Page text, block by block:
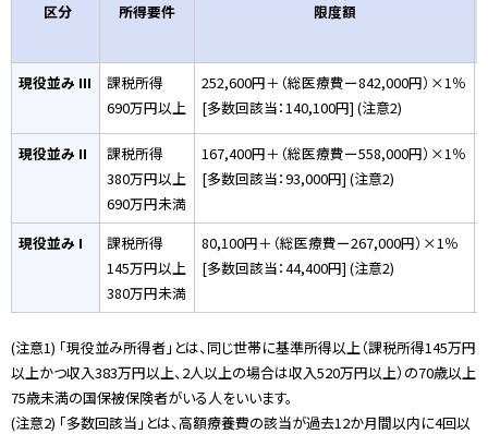
区分
所得要件 限度額
現役並み III
課税所得
690万円以上
252,600円＋（総医療費ー842,000円）×1％
[多数回該当：140,100円] (注意2)
現役並み II
課税所得
380万円以上
690万円未満
167,400円＋（総医療費ー558,000円）×1％
[多数回該当：93,000円] (注意2)
現役並み I
課税所得
145万円以上
380万円未満
80,100円＋（総医療費ー267,000円）×1％
[多数回該当：44,400円] (注意2)
(注意1) 「現役並み所得者」とは、同じ世帯に基準所得以上（課税所得145万円
以上かつ収入383万円以上、2人以上の場合は収入520万円以上）の70歳以上
75歳未満の国保被保険者がいる人をいいます。
(注意2) 「多数回該当」とは、高額療養費の該当が過去12か月間以内に4回以